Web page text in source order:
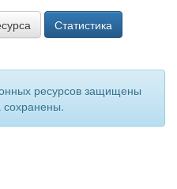
Статистика
ресурсов защищены
сохранены.